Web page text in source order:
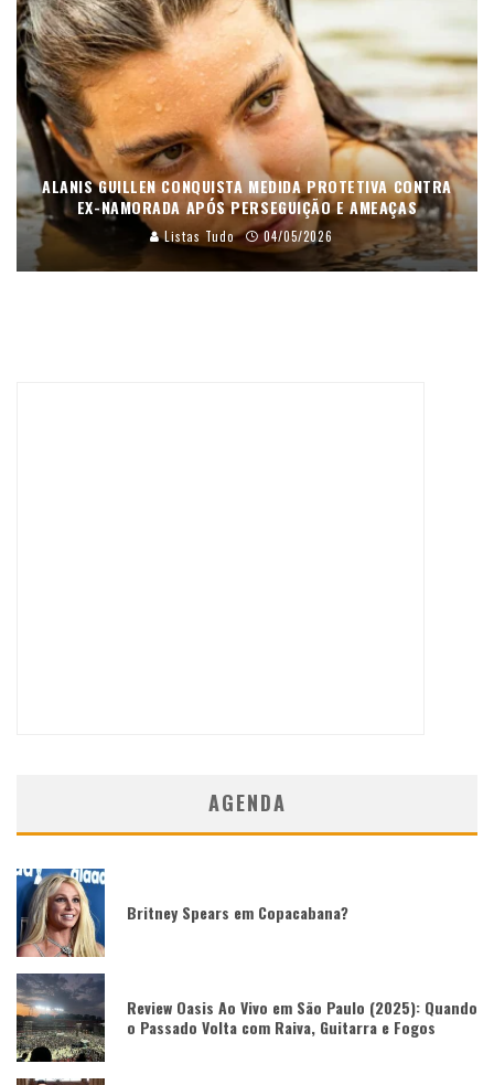
ALANIS GUILLEN CONQUISTA MEDIDA PROTETIVA CONTRA
EX-NAMORADA APÓS PERSEGUIÇÃO E AMEAÇAS
Listas Tudo 04/05/2026
AGENDA
Britney Spears em Copacabana?
Review Oasis Ao Vivo em São Paulo (2025): Quando
o Passado Volta com Raiva, Guitarra e Fogos